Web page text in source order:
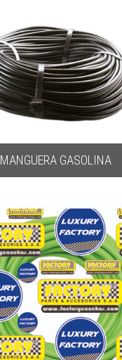
MANGUERA GASOLINA